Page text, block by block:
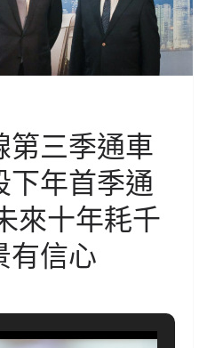
第三季通車
下年首季通
來十年耗千
有信心